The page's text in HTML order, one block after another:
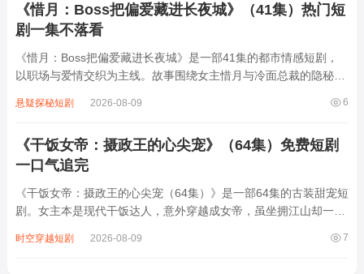
《惜月：Boss把偏爱藏进长夜城》（41集）热门短
剧一集不落看
《惜月：Boss把偏爱藏进长夜城》是一部41集的都市情感短剧，
以职场与爱情交织为主线。故事围绕女主惜月与冷面总裁的隐秘纠
顶头上司竟是曾救她于危难的神秘人。Boss表面冷峻，暗中为她扫
6
悬疑探秘短剧 2026-08-09
《干饭女帝：摄政王的心尖宠》（64集）免费短剧
一口气追完
《干饭女帝：摄政王的心尖宠（64集）》是一部64集的古装甜宠短
剧。女主本是现代干饭达人，意外穿越成女帝，虽坐拥江山却一心
愣，实则暗藏锋芒。摄政王表面冷酷，实则被女主的率真可爱吸
7
时空穿越短剧 2026-08-09